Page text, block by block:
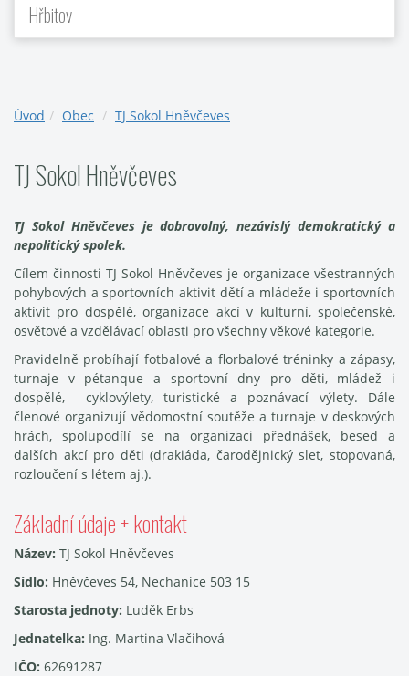
Hřbitov
Úvod Obec TJ Sokol Hněvčeves
TJ Sokol Hněvčeves
TJ Sokol Hněvčeves je dobrovolný, nezávislý demokratický a
nepolitický spolek.
Cílem činnosti TJ Sokol Hněvčeves je organizace všestranných
pohybových a sportovních aktivit dětí a mládeže i sportovních
aktivit pro dospělé, organizace akcí v kulturní, společenské,
osvětové a vzdělávací oblasti pro všechny věkové kategorie.
Pravidelně probíhají fotbalové a florbalové tréninky a zápasy,
turnaje v pétanque a sportovní dny pro děti, mládež i
dospělé, cyklovýlety, turistické a poznávací výlety. Dále
členové organizují vědomostní soutěže a turnaje v deskových
hrách, spolupodílí se na organizaci přednášek, besed a
dalších akcí pro děti (drakiáda, čarodějnický slet, stopovaná,
rozloučení s létem aj.).
Základní údaje + kontakt
Název: TJ Sokol Hněvčeves
Sídlo: Hněvčeves 54, Nechanice 503 15
Starosta jednoty: Luděk Erbs
Jednatelka: Ing. Martina Vlačihová
IČO: 62691287